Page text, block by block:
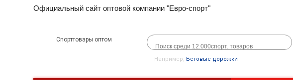
Официальный сайт оптовой компании "Евро-спорт"
Спорттовары оптом
Например, Беговые дорожки